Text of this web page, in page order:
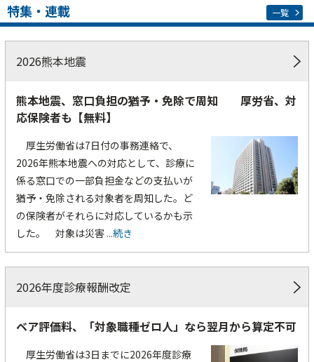
特集・連載 一覧
2026熊本地震
熊本地震、窓口負担の猶予・免除で周知 厚労省、対
応保険者も【無料】
厚生労働省は7日付の事務連絡で、
2026年熊本地震への対応として、診療に
係る窓口での一部負担金などの支払いが
猶予・免除される対象者を周知した。ど
の保険者がそれらに対応しているかも示
した。 対象は災害...続き
2026年度診療報酬改定
ベア評価料、「対象職種ゼロ人」なら翌月から算定不可
厚生労働省は3日までに2026年度診療